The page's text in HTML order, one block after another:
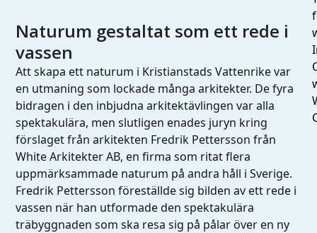
Naturum gestaltat som ett rede i
vassen
Att skapa ett naturum i Kristianstads Vattenrike var
en utmaning som lockade många arkitekter. De fyra
bidragen i den inbjudna arkitektävlingen var alla
spektakulära, men slutligen enades juryn kring
förslaget från arkitekten Fredrik Pettersson från
White Arkitekter AB, en firma som ritat flera
uppmärksammade naturum på andra håll i Sverige.
Fredrik Pettersson föreställde sig bilden av ett rede i
vassen när han utformade den spektakulära
träbyggnaden som ska resa sig på pålar över en ny